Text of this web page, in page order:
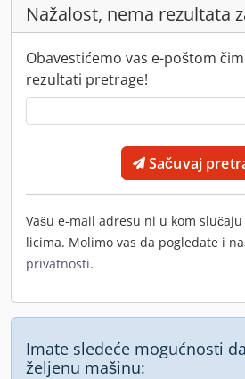
Nažalost, nema rezultata
Obavestićemo vas e-poštom
rezultati pretrage!
Sačuvaj
Vašu e-mail adresu ni u kom
licima. Molimo vas da pogledate i
privatnosti.
Imate sledeće mogućnosti
željenu mašinu: